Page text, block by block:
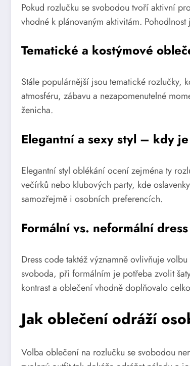
Pokud rozlučku se svobodou tvoří aktivní
vhodné k plánovaným aktivitám.
Tematické a kostýmové
Stále populárnější jsou tematické rozlučky,
atmosféru, zábavu a nezapomenutelné
ženicha.
Elegantní a sexy styl – kdy
Elegantní styl oblékání ocení zejména ty
večírků nebo klubových party, kde
samozřejmě i osobních preferencích.
Formální vs. neformální
Dress code taktéž významně ovlivňuje
svoboda, při formálním je potřeba zvolit
kontrast a oblečení vhodně doplňovalo
Jak oblečení odráží
Volba oblečení na rozlučku se svobodou